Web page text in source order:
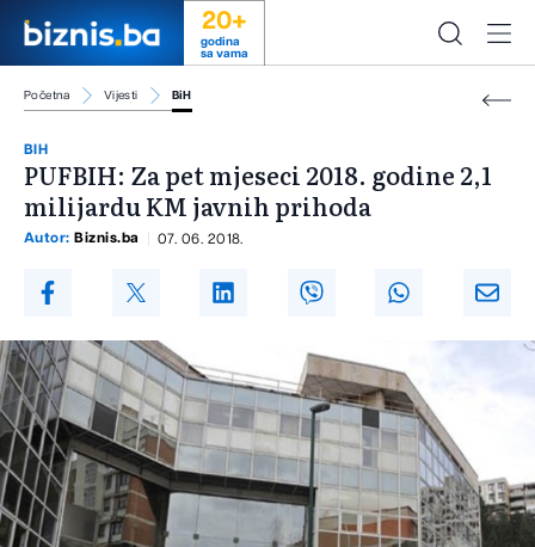
20+
godina
sa vama
Početna Vijesti BiH
BIH
PUFBIH: Za pet mjeseci 2018. godine 2,1
milijardu KM javnih prihoda
Autor: Biznis.ba 07. 06. 2018.